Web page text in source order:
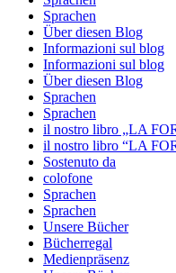
Sprachen
Über diesen Blog
Informazioni sul blog
Informazioni sul blog
Über diesen Blog
Sprachen
Sprachen
il nostro libro „LA
il nostro libro “LA
Sostenuto da
colofone
Sprachen
Sprachen
Unsere Bücher
Bücherregal
Medienpräsenz